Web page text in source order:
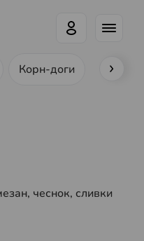
Корн-доги Ролл-
чеснок, сливки